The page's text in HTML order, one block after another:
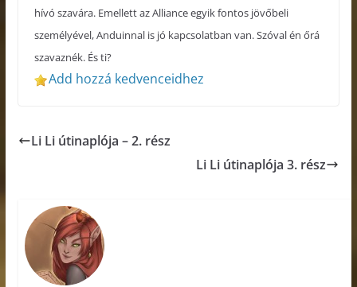
hívó szavára. Emellett az Alliance egyik fontos jövőbeli
személyével, Anduinnal is jó kapcsolatban van. Szóval én őrá
szavaznék. És ti?
Add hozzá kedvenceidhez
Li Li útinaplója – 2. rész
Li Li útinaplója 3. rész